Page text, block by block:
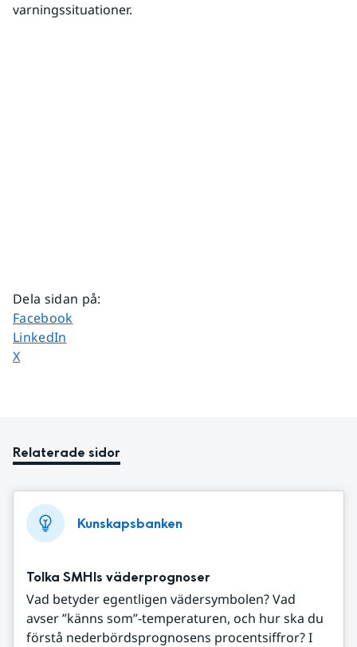
varningssituationer.
Dela sidan på:
Dela sidan på
Facebook
Dela sidan på
LinkedIn
Dela sidan på
X
Relaterade sidor
Kunskapsbanken
Tolka SMHIs väderprognoser
Vad betyder egentligen vädersymbolen? Vad
avser ”känns som”-temperaturen, och hur ska du
förstå nederbördsprognosens procentsiffror? I